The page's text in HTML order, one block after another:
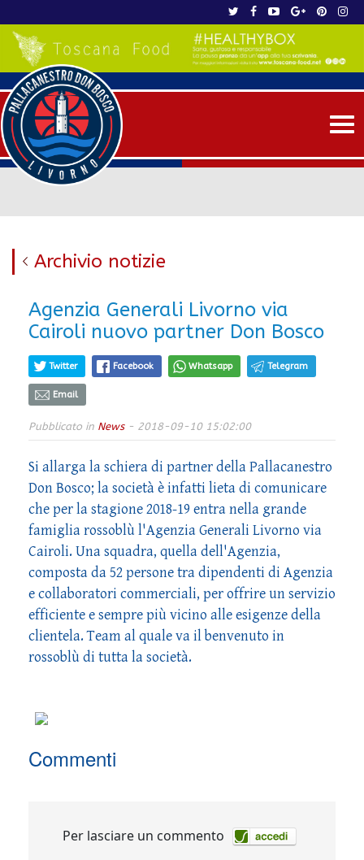
Archivio notizie
Agenzia Generali Livorno via
Cairoli nuovo partner Don Bosco
Twitter Facebook Whatsapp Telegram
Email
Pubblicato in News- 2018-09-10 15:02:00
Si allarga la schiera di partner della Pallacanestro
Don Bosco; la società è infatti lieta di comunicare
che per la stagione 2018-19 entra nella grande
famiglia rossoblù l'Agenzia Generali Livorno via
Cairoli. Una squadra, quella dell'Agenzia,
composta da 52 persone tra dipendenti di Agenzia
e collaboratori commerciali, per offrire un servizio
efficiente e sempre più vicino alle esigenze della
clientela. Team al quale va il benvenuto in
rossoblù di tutta la società.
Commenti